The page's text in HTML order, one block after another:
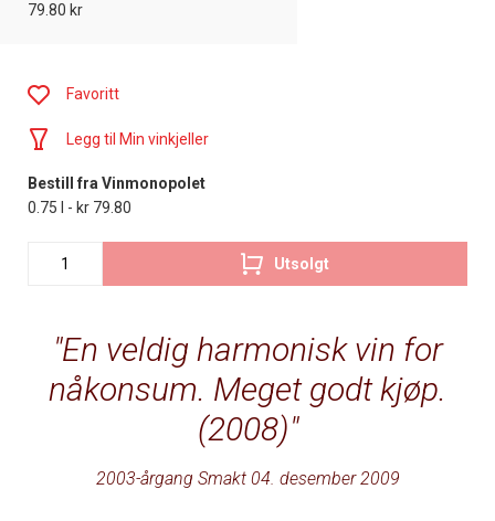
79.80 kr
En veldig harmonisk vin for
nåkonsum. Meget godt kjøp.
(2008)
2003-årgang Smakt 04. desember 2009
Favoritt
Legg til Min vinkjeller
Bestill fra Vinmonopolet
0.75 l - kr 79.80
Utsolgt